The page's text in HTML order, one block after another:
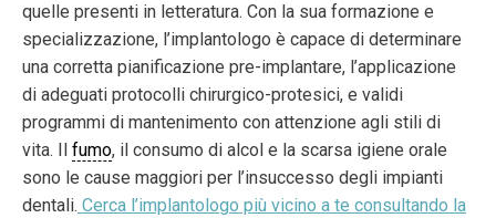
quelle presenti in letteratura. Con la sua formazione e
specializzazione, l’implantologo è capace di determinare
una corretta pianificazione pre-implantare, l’applicazione
di adeguati protocolli chirurgico-protesici, e validi
programmi di mantenimento con attenzione agli stili di
vita. Il fumo, il consumo di alcol e la scarsa igiene orale
sono le cause maggiori per l’insuccesso degli impianti
dentali. Cerca l’implantologo più vicino a te consultando la